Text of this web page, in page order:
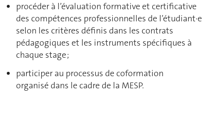
procéder à l’évaluation formative et certificative
des compétences professionnelles de l’étudiant∙e
selon les critères définis dans les contrats
pédagogiques et les instruments spécifiques à
chaque stage ;
participer au processus de coformation
organisé dans le cadre de la MESP.